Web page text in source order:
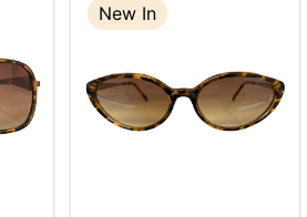
New In
New In